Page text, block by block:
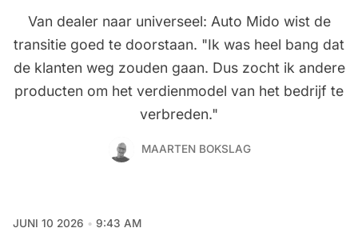
Van dealer naar universeel: Auto Mido wist de
transitie goed te doorstaan. "Ik was heel bang dat
de klanten weg zouden gaan. Dus zocht ik andere
producten om het verdienmodel van het bedrijf te
verbreden."
MAARTEN BOKSLAG
JUNI 10 2026
9:43 AM